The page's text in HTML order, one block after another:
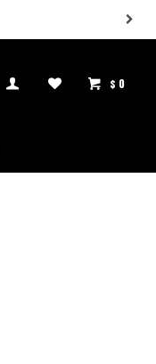
 $ 0